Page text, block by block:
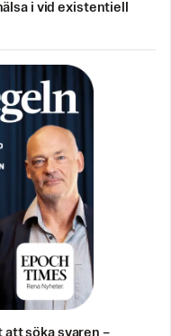
i vid existentiell
söka svaren –